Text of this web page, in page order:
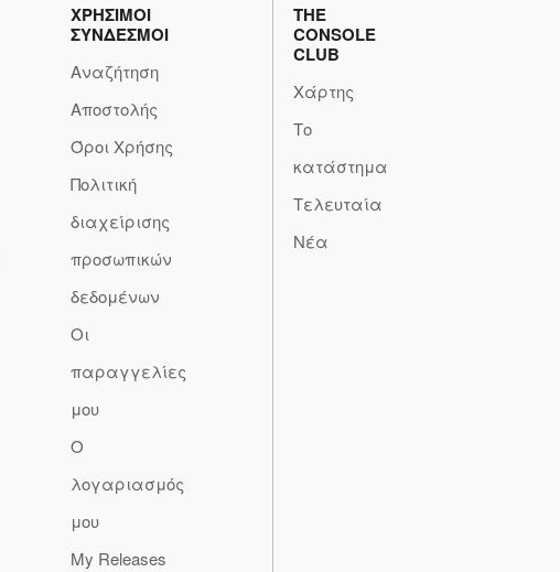
ΧΡΗΣΙΜΟΙ
ΣΥΝΔΕΣΜΟΙ
Αναζήτηση
Αποστολής
Όροι Χρήσης
Πολιτική
διαχείρισης
προσωπικών
δεδομένων
Οι
παραγγελίες
μου
Ο
λογαριασμός
μου
My Releases
THE
CONSOLE
CLUB
Χάρτης
Το
κατάστημα
Τελευταία
Νέα